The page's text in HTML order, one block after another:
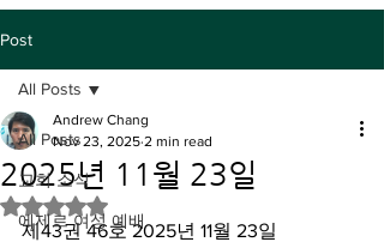
Post
All Posts
교회 소식
에제르 여성 예배
All Posts
2025년 11월 23일
Andrew Chang
Nov 23, 2025 2 min read
Rated NaN out of 5 stars.
제43권 46호 2025년 11월 23일